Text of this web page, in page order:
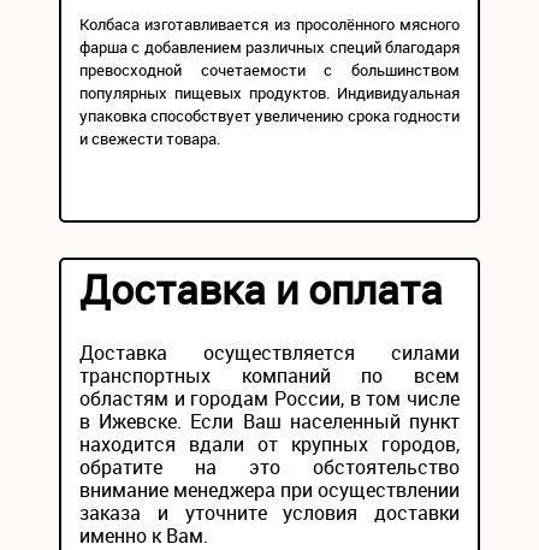
Колбаса изготавливается из просолённого мясного
фарша с добавлением различных специй благодаря
превосходной сочетаемости с большинством
популярных пищевых продуктов. Индивидуальная
упаковка способствует увеличению срока годности
и свежести товара.
Доставка и оплата
Доставка осуществляется силами
транспортных компаний по всем
областям и городам России, в том числе
в Ижевске. Если Ваш населенный пункт
находится вдали от крупных городов,
обратите на это обстоятельство
внимание менеджера при осуществлении
заказа и уточните условия доставки
именно к Вам.